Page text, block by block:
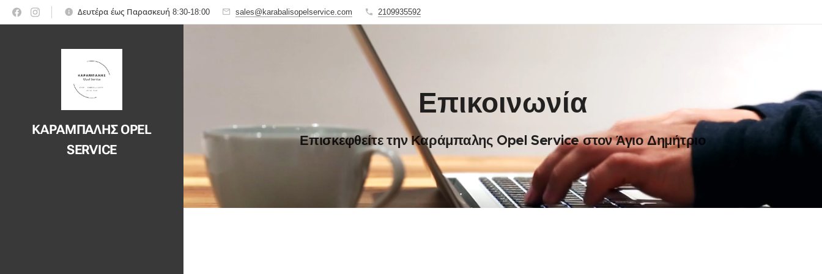
Δευτέρα έως Παρασκευή 8:30-18:00 sales@karabalisopelservice.com 2109935592
ΚΑΡΑΜΠΑΛΗΣ OPEL
SERVICE
Επικοινωνία
Επισκεφθείτε την Καράμπαλης Opel Service στον Άγιο Δημήτριο